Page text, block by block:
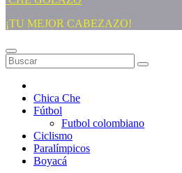
¡TU MEJOR CABEZAZO!
Chica Che
Fútbol
Futbol colombiano
Ciclismo
Paralímpicos
Boyacá